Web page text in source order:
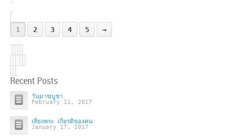
1 2 3 4 5 →
Recent Posts
วันมาฆบูชา
February 11, 2017
เสียงพระ เกียรติของคน
January 17, 2017